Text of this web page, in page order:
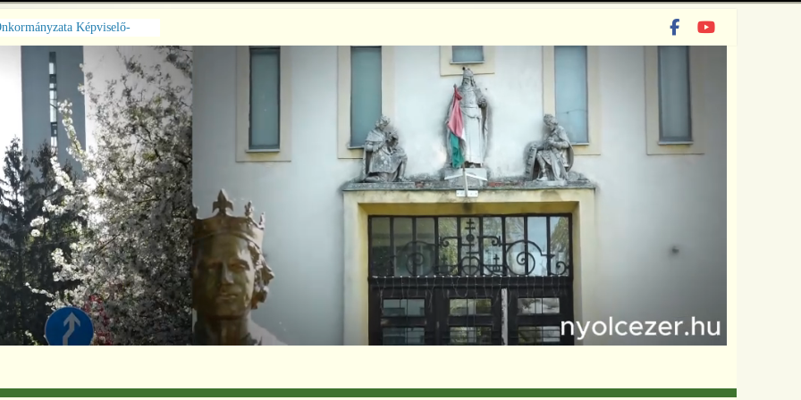
meghosszabbítva
7-ig
ügysegédi ügyfélfogadásról
Város Önkormányzata
2026. június 24-i
ülésének jegyzőkönyve
Város Önkormányzata
2026. június 11-i
jegyzőkönyve
Város Önkormányzata
2026. május 27-i
ülésének jegyzőkönyve